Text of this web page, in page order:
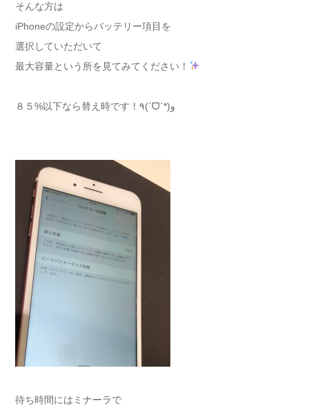
そんな方は
iPhoneの設定からバッテリー項目を
選択していただいて
最大容量という所を見てみてください！
８５%以下なら替え時です！٩(ˊᗜˋ*)و
待ち時間にはミナーラで